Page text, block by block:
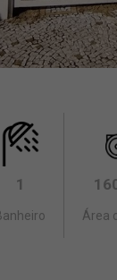
1
Área